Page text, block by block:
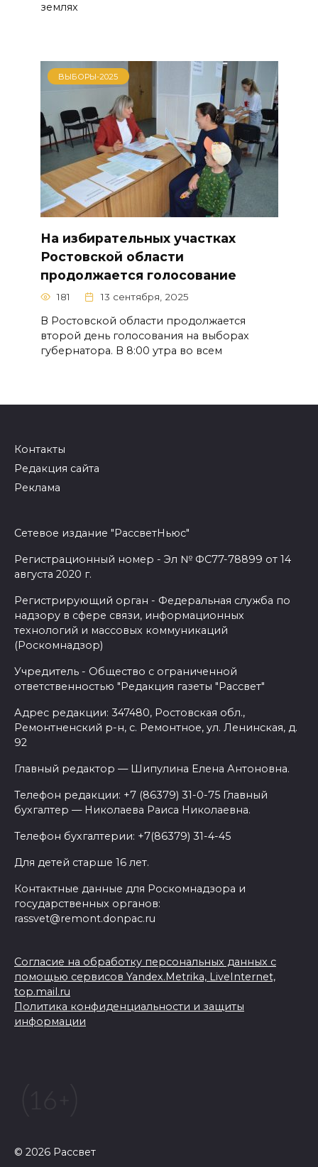
землях
ВЫБОРЫ-2025
На избирательных участках
Ростовской области
продолжается голосование
181 13 сентября, 2025
В Ростовской области продолжается
второй день голосования на выборах
губернатора. В 8:00 утра во всем
Контакты
Редакция сайта
Реклама
Сетевое издание "РассветНьюс"
Регистрационный номер - Эл № ФС77-78899 от 14
августа 2020 г.
Регистрирующий орган - Федеральная служба по
надзору в сфере связи, информационных
технологий и массовых коммуникаций
(Роскомнадзор)
Учредитель - Общество с ограниченной
ответственностью "Редакция газеты "Рассвет"
Адрес редакции: 347480, Ростовская обл.,
Ремонтненский р-н, с. Ремонтное, ул. Ленинская, д.
92
Главный редактор — Шипулина Елена Антоновна.
Телефон редакции: +7 (86379) 31-0-75 Главный
бухгалтер — Николаева Раиса Николаевна.
Телефон бухгалтерии: +7(86379) 31-4-45
Для детей старше 16 лет.
Контактные данные для Роскомнадзора и
государственных органов:
rassvet@remont.donpac.ru
Согласие на обработку персональных данных с
помощью сервисов Yandex.Metrika, LiveInternet,
top.mail.ru
Политика конфиденциальности и защиты
информации
© 2026 Рассвет